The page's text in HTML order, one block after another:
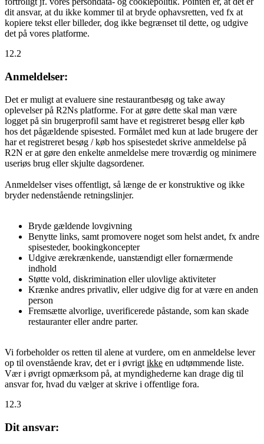
dit ansvar, at du ikke kommer til at bryde ophavsretten, ved fx at
kopiere tekst eller billeder, dog ikke begrænset til dette, og udgive
det på vores platforme.
12.2
Anmeldelser:
Det er muligt at evaluere sine restaurantbesøg og take away
oplevelser på R2Ns platforme. For at gøre dette skal man være
logget på sin brugerprofil samt have et registreret besøg eller køb
hos det pågældende spisested. Formålet med kun at lade brugere der
har et registreret besøg / køb hos spisestedet skrive anmeldelse på
R2N er at gøre den enkelte anmeldelse mere troværdig og minimere
useriøs brug eller skjulte dagsordener.
Anmeldelser vises offentligt, så længe de er konstruktive og ikke
bryder nedenstående retningslinjer.
Bryde gældende lovgivning
Benytte links, samt promovere noget som helst andet, fx andre
spisesteder, bookingkoncepter
Udgive ærekrænkende, uanstændigt eller fornærmende
indhold
Støtte vold, diskrimination eller ulovlige aktiviteter
Krænke andres privatliv, eller udgive dig for at være en anden
person
Fremsætte alvorlige, uverificerede påstande, som kan skade
restauranter eller andre parter.
Vi forbeholder os retten til alene at vurdere, om en anmeldelse lever
op til ovenstående krav, det er i øvrigt ikke en udtømmende liste.
Vær i øvrigt opmærksom på, at myndighederne kan drage dig til
ansvar for, hvad du vælger at skrive i offentlige fora.
12.3
Dit ansvar: